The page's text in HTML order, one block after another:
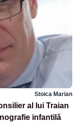
Stoica Marian
al lui Traian
infantilă